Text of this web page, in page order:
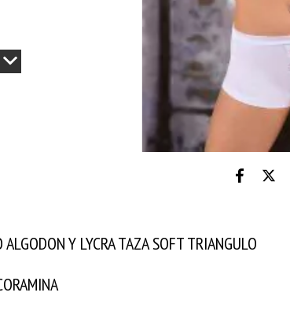
ALGODON Y LYCRA TAZA SOFT TRIANGULO